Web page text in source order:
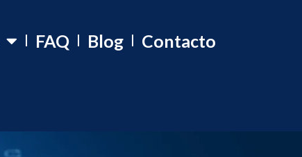
FAQ Blog Contacto